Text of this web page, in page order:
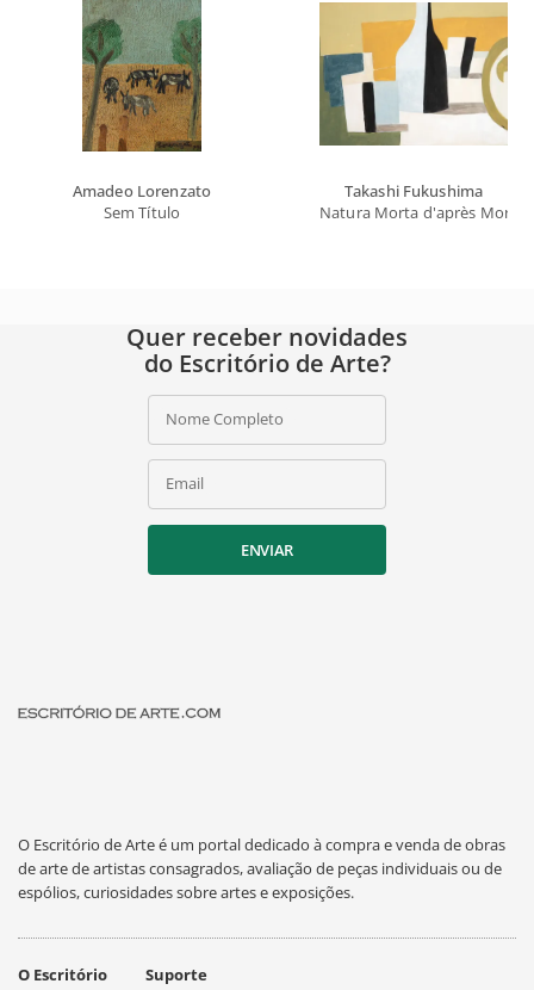
Amadeo Lorenzato
Sem Título
Takashi Fukushima
Natura Morta d'après
Quer receber novidades
do Escritório de Arte?
Nome Completo
Email
ENVIAR
O Escritório de Arte é um portal dedicado à compra e venda de obras
de arte de artistas consagrados, avaliação de peças individuais ou de
espólios, curiosidades sobre artes e exposições.
O Escritório Suporte